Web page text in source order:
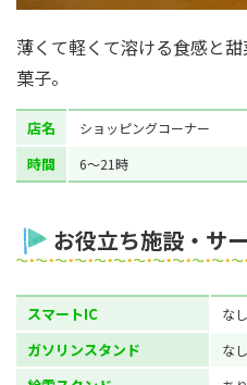
薄くて軽くて溶ける食感と
菓子。
店名 ショッピングコーナー
時間 6～21時
お役立ち施設・サ
スマートIC なし
ガソリンスタンド なし